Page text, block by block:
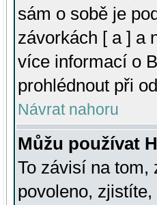
sám o sobě je
závorkách [ a ] a
více informací o
prohlédnout při
Návrat nahoru
Můžu používat
To závisí na tom,
povoleno,